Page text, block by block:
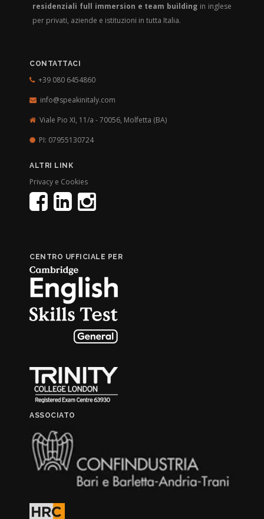
residenziali full immersion e team building in inglese
per privati, aziende e istituzioni in tutta Italia.
CONTATTACI
+39 080 6454860
info@speakinitaly.com
Viale Pio XI, 11/a - 70056, Molfetta (BA)
PI: 07955130724
ALTRI LINK
Privacy e Cookies
CENTRO UFFICIALE PER
ASSOCIATO